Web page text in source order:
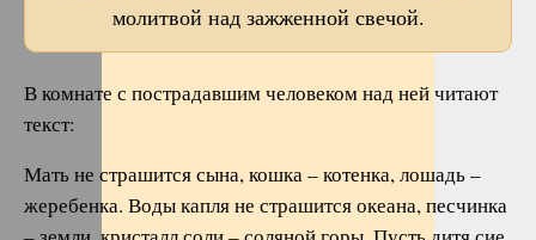
молитвой над зажженной свечой.
В комнате с пострадавшим человеком над ней читают
текст:
Мать не страшится сына, кошка – котенка, лошадь –
жеребенка. Воды капля не страшится океана, песчинка